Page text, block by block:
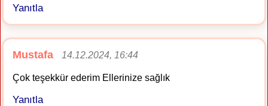
Yanıtla
Mustafa 14.12.2024, 16:44
Çok teşekkür ederim Ellerinize sağlık
Yanıtla